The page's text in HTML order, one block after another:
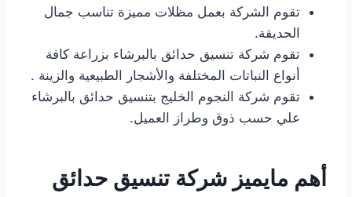
تقوم الشركة بعمل مظلات مميزة تناسب جمال
الحديقة.
تقوم شركة تنسيق حدائق بالبرشاء بزراعة كافة
أنواع النباتات المختلفة والأشجار الطبيعية والزينة .
تقوم شركة النجوم الخليج بتنسيق حدائق بالبرشاء
علي حسب ذوق وطراز العميل.
أهم مايميز شركة تنسيق حدائق